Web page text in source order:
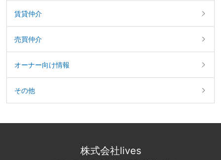
賃貸仲介
売買仲介
オーナー向け情報
その他
株式会社lives